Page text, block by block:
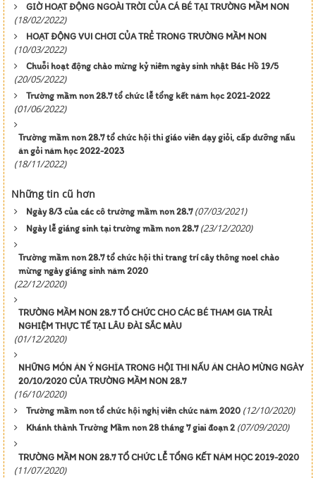
GIỜ HOẠT ĐỘNG NGOÀI TRỜI CỦA CÁ BÉ TẠI TRƯỜNG MẦM NON
(18/02/2022)
HOẠT ĐỘNG VUI CHƠI CỦA TRẺ TRONG TRƯỜNG MẦM NON
(10/03/2022)
Chuỗi hoạt động chào mừng kỷ niêm ngày sinh nhật Bác Hồ 19/5
(20/05/2022)
Trường mầm non 28.7 tổ chức lễ tổng kết năm học 2021-2022
(01/06/2022)
Trường mầm non 28.7 tổ chức hội thi giáo viên dạy giỏi, cấp dưỡng nấu
ăn gỏi năm học 2022-2023
(18/11/2022)
Những tin cũ hơn
Ngày 8/3 của các cô trường mầm non 28.7 (07/03/2021)
Ngày lễ giáng sinh tại trường mầm non 28.7 (23/12/2020)
Trường mầm non 28.7 tổ chức hội thi trang trí cây thông noel chào
mừng ngày giáng sinh năm 2020
(22/12/2020)
TRƯỜNG MẦM NON 28.7 TỔ CHỨC CHO CÁC BÉ THAM GIA TRẢI
NGHIỆM THỰC TẾ TẠI LÂU ĐÀI SẮC MÀU
(01/12/2020)
NHỮNG MÓN ĂN Ý NGHĨA TRONG HỘI THI NẤU ĂN CHÀO MỪNG NGÀY
20/10/2020 CỦA TRƯỜNG MẦM NON 28.7
(16/10/2020)
Trường mầm non tổ chức hội nghị viên chức năm 2020 (12/10/2020)
Khánh thành Trường Mầm non 28 tháng 7 giai đoạn 2 (07/09/2020)
TRƯỜNG MẦM NON 28.7 TỔ CHỨC LỄ TỔNG KẾT NĂM HỌC 2019-2020
(11/07/2020)